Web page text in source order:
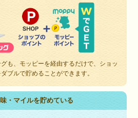
も、モッピーを経由するだけで、ショッ
ブルで貯めることができます。
・マイルを貯めている